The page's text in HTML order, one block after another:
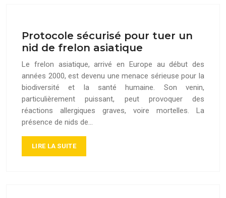
Protocole sécurisé pour tuer un
nid de frelon asiatique
Le frelon asiatique, arrivé en Europe au début des
années 2000, est devenu une menace sérieuse pour la
biodiversité et la santé humaine. Son venin,
particulièrement puissant, peut provoquer des
réactions allergiques graves, voire mortelles. La
présence de nids de…
LIRE LA SUITE